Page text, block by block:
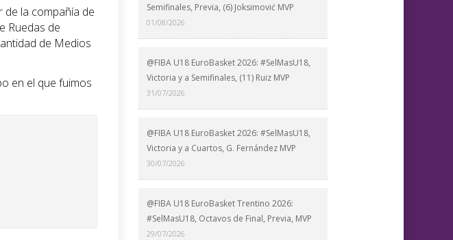
de la compañía de
Ruedas de
de Medios
en el que fuimos
Semifinales, Previa, (6) Joksimović MVP
01/08/2026
@FIBA U18 EuroBasket 2026: #SelMasU18,
Victoria y a Semifinales, (11) Ruiz MVP
31/07/2026
@FIBA U18 EuroBasket 2026: #SelMasU18,
Victoria y a Cuartos, G. Fernández MVP
30/07/2026
@FIBA U18 EuroBasket Trentino 2026:
#SelMasU18, Octavos de Final, Previa, MVP
29/07/2026